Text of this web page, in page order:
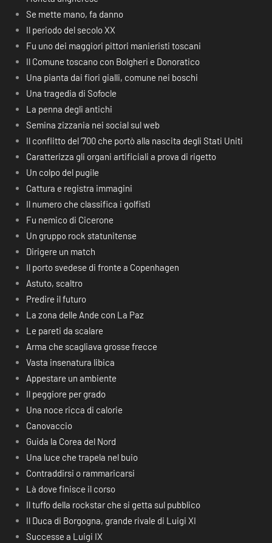
Se mette mano, fa danno
Il periodo del secolo XX
Fu uno dei maggiori pittori manieristi toscani
Il Comune toscano con Bolgheri e Donoratico
Una pianta dai fiori gialli, comune nei boschi
Una tragedia di Sofocle
La penna degli antichi
Semina zizzania nei social sul web
Il conflitto del ‘700 che portò alla nascita degli Stati Uniti
Caratterizza gli organi artificiali a prova di rigetto
Un colpo del pugile
Cattura e registra immagini
Il numero che classifica i golfisti
Fu nemico di Cicerone
Un gruppo rock statunitense
Dirigere un match
Il porto svedese di fronte a Copenhagen
Astuto, scaltro
Predire il futuro
La zona delle Ande con La Paz
Le pareti da scalare
Arma che scagliava grosse frecce
Vasta insenatura libica
Appestare un ambiente
Il peggiore per grado
Una noce ricca di calorie
Canovaccio
Guida la Corea del Nord
Una luce che trapela nel buio
Contraddirsi o rammaricarsi
Là dove finisce il corso
Il tuffo della rockstar che si getta sul pubblico
Il Duca di Borgogna, grande rivale di Luigi XI
Successe a Luigi IX